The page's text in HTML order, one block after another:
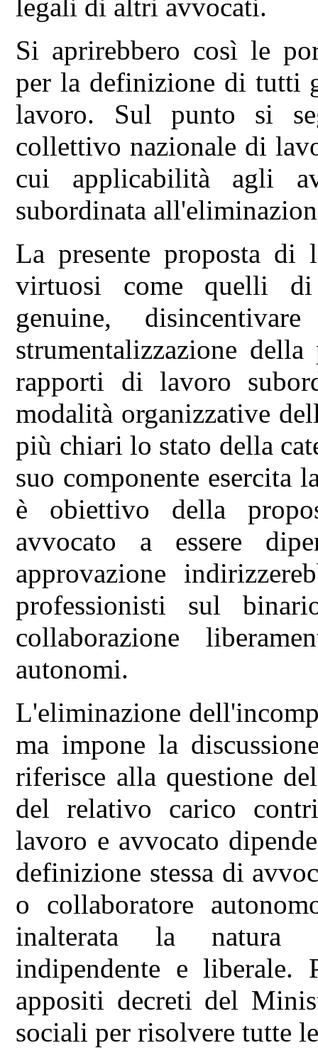
legali di altri avvocati.
Si aprirebbero così le
per la definizione di tutti
lavoro. Sul punto si
collettivo nazionale di
cui applicabilità agli
subordinata
La presente proposta di
virtuosi come quelli di
genuine,
strumentalizzazione
rapporti di lavoro
modalità organizzative
più chiari lo stato della
suo componente esercita
è obiettivo della
avvocato a essere
approvazione
professionisti sul
collaborazione
autonomi.
L'eliminazione
ma impone la
riferisce alla questione
del relativo carico
lavoro e avvocato
definizione stessa di
o collaboratore
inalterata la natura
indipendente e liberale.
appositi decreti del
sociali per risolvere tutte